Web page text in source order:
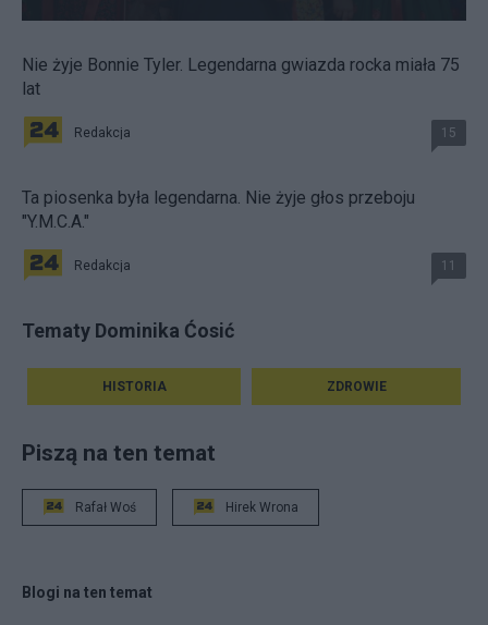
Nie żyje Bonnie Tyler. Legendarna gwiazda rocka miała 75
lat
Redakcja 15
Ta piosenka była legendarna. Nie żyje głos przeboju
"Y.M.C.A."
Redakcja 11
Tematy Dominika Ćosić
HISTORIA ZDROWIE
Piszą na ten temat
Rafał Woś Hirek Wrona
Blogi na ten temat